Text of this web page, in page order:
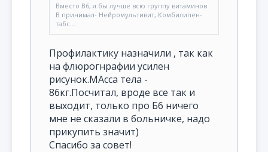
Вместо В6, я бы лучше всю группу витаминов
В принимал- Нейромультивит, Комбилипен-
табс...
Профилактику назначили , так как
на флюрогнрафии усилен
рисунок.МАсса тела -
86кг.Посчитал, вроде все так и
выходит, только про Б6 ничего
мне не сказали в больничке, надо
прикупить значит)
Спасибо за совет!